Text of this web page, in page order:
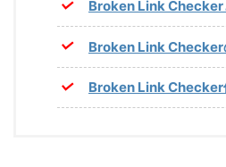
Broken Link Checker
Broken Link Checker
Broken Link Checker